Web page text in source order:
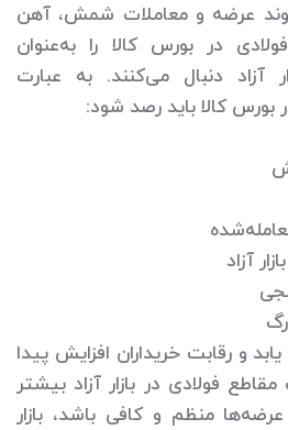
روند عرضه و معاملات شمش، آهن
در بورس کالا را به‌عنوان
آزاد دنبال می‌کنند. به عبارت
کالا باید رصد شود:
آزاد
و رقابت خریداران افزایش پیدا
فولادی در بازار آزاد بیشتر
منظم و کافی باشد، بازار